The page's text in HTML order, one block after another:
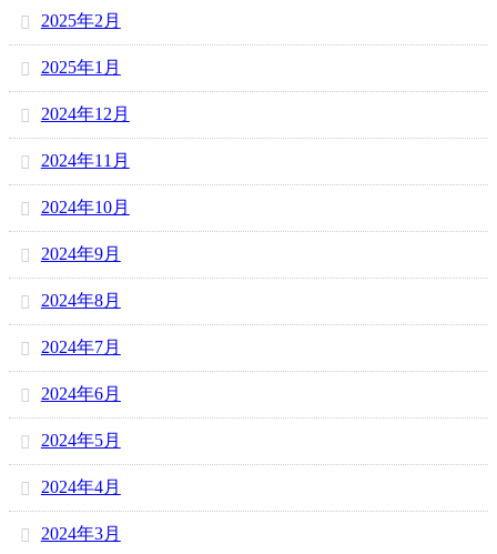
2025年2月
2025年1月
2024年12月
2024年11月
2024年10月
2024年9月
2024年8月
2024年7月
2024年6月
2024年5月
2024年4月
2024年3月